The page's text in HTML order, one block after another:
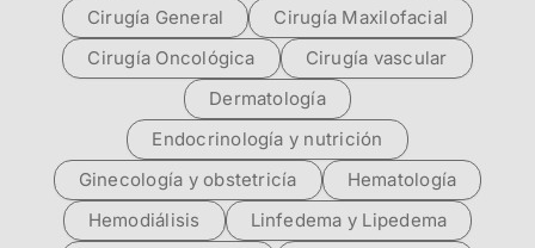
Cirugía General
Cirugía Maxilofacial
Cirugía Oncológica
Cirugía vascular
Dermatología
Endocrinología y nutrición
Ginecología y obstetricía
Hematología
Hemodiálisis
Linfedema y Lipedema